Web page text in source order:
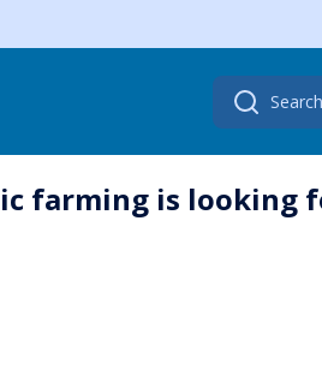
Search
for:
farming is looking